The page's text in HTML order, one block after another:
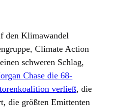
den Klimawandel
Climate Action
schweren Schlag,
Chase die 68-
verließ, die
die größten Emittenten